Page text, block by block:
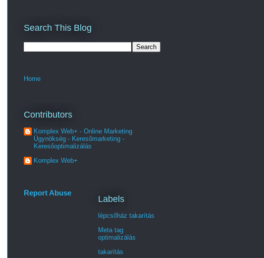
Search This Blog
Home
Contributors
Komplex Web+ - Online Marketing
Ügynökség - Keresőmarketing -
Keresőoptimalizálás
Komplex Web+
Report Abuse
Labels
lépcsőház takarítás
Meta tag
optimalizálás
takarítás